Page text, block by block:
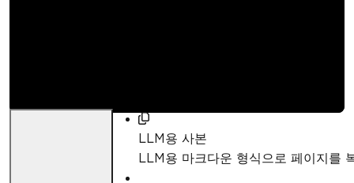
LLM용 사본
LLM용 마크다운 형식으로 페이지를